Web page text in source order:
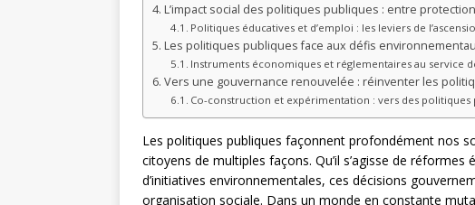
L’impact social des politiques publiques : entre
Politiques éducatives et d’emploi : les leviers de
Les politiques publiques face aux défis
Instruments économiques et réglementaires au service
Vers une gouvernance renouvelée : réinventer les
Co-construction et expérimentation : vers des politiques
Les politiques publiques façonnent profondément nos
citoyens de multiples façons. Qu’il s’agisse de
d’initiatives environnementales, ces décisions
organisation sociale. Dans un monde en constante